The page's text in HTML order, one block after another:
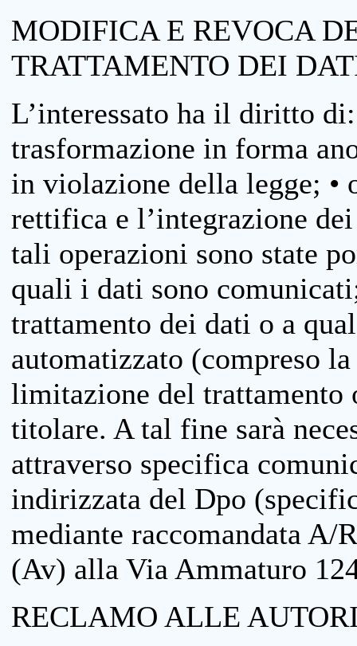
MODIFICA E REVOCA
TRATTAMENTO DEI
L’interessato ha il diritto
trasformazione in forma
in violazione della legge; •
rettifica e l’integrazione
tali operazioni sono state
quali i dati sono
trattamento dei dati o a
automatizzato (compreso
limitazione del trattamento
titolare. A tal fine sarà
attraverso specifica
indirizzata del Dpo
mediante raccomandata
(Av) alla Via Ammaturo
RECLAMO ALLE